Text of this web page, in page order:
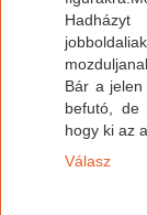
Bár a
befutó, de
hogy ki az
Válasz